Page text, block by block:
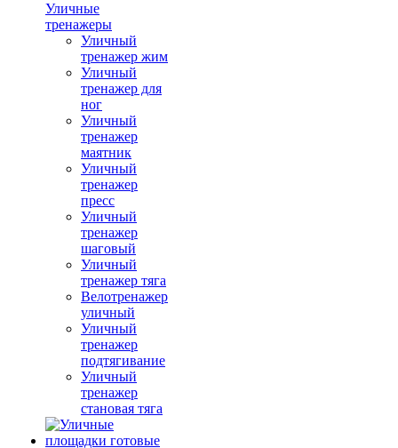
Уличные
тренажеры
Уличный
тренажер жим
Уличный
тренажер для
ног
Уличный
тренажер
маятник
Уличный
тренажер
пресс
Уличный
тренажер
шаговый
Уличный
тренажер тяга
Велотренажер
уличный
Уличный
тренажер
подтягивание
Уличный
тренажер
становая тяга